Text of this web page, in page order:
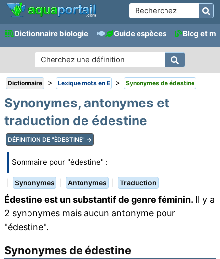
Dictionnaire biologie Guide espèces Blog et
Dictionnaire > Lexique mots en E > Synonymes de édestine
Synonymes, antonymes et
traduction de édestine
DÉFINITION DE "ÉDESTINE" →
Sommaire pour "édestine" :
Synonymes Antonymes Traduction
Édestine est un substantif de genre féminin. Il y a
2 synonymes mais aucun antonyme pour
"édestine".
Synonymes de édestine